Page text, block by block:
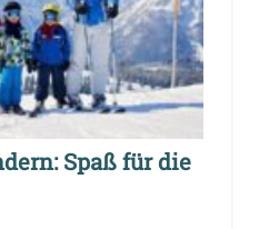
Spaß für die